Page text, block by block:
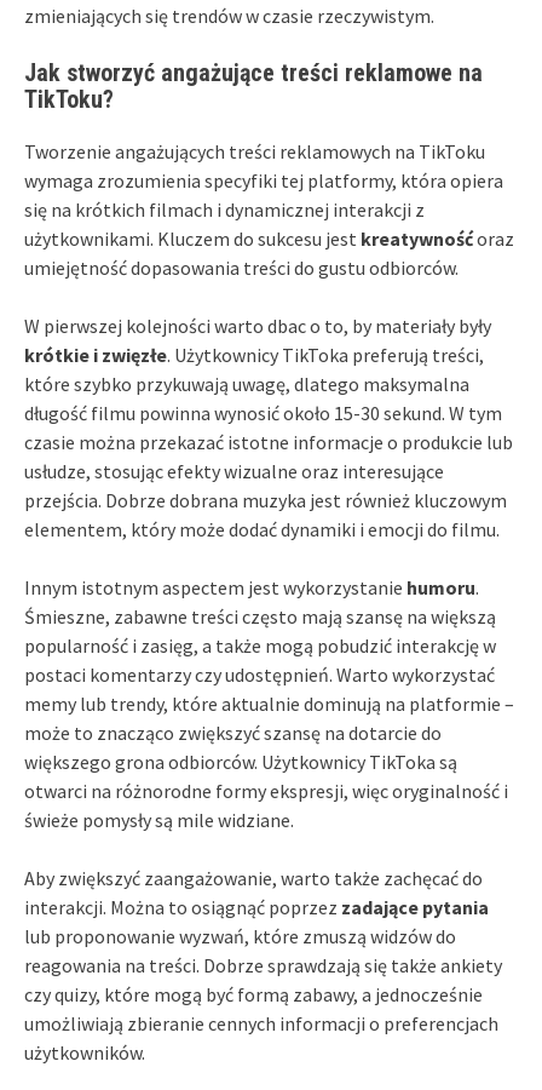
zmieniających się trendów w czasie rzeczywistym.
Jak stworzyć angażujące treści reklamowe na
TikToku?
Tworzenie angażujących treści reklamowych na TikToku
wymaga zrozumienia specyfiki tej platformy, która opiera
się na krótkich filmach i dynamicznej interakcji z
użytkownikami. Kluczem do sukcesu jest kreatywnośćoraz
umiejętność dopasowania treści do gustu odbiorców.
W pierwszej kolejności warto dbac o to, by materiały były
krótkie i zwięzłe. Użytkownicy TikToka preferują treści,
które szybko przykuwają uwagę, dlatego maksymalna
długość filmu powinna wynosić około 15-30 sekund. W tym
czasie można przekazać istotne informacje o produkcie lub
usłudze, stosując efekty wizualne oraz interesujące
przejścia. Dobrze dobrana muzyka jest również kluczowym
elementem, który może dodać dynamiki i emocji do filmu.
Innym istotnym aspectem jest wykorzystanie humoru.
Śmieszne, zabawne treści często mają szansę na większą
popularność i zasięg, a także mogą pobudzić interakcję w
postaci komentarzy czy udostępnień. Warto wykorzystać
memy lub trendy, które aktualnie dominują na platformie –
może to znacząco zwiększyć szansę na dotarcie do
większego grona odbiorców. Użytkownicy TikToka są
otwarci na różnorodne formy ekspresji, więc oryginalność i
świeże pomysły są mile widziane.
Aby zwiększyć zaangażowanie, warto także zachęcać do
interakcji. Można to osiągnąć poprzez zadające pytania
lub proponowanie wyzwań, które zmuszą widzów do
reagowania na treści. Dobrze sprawdzają się także ankiety
czy quizy, które mogą być formą zabawy, a jednocześnie
umożliwiają zbieranie cennych informacji o preferencjach
użytkowników.